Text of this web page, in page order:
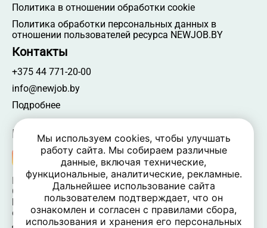
Политика в отношении обработки cookie
Политика обработки персональных данных в
отношении пользователей ресурса NEWJOB.BY
Контакты
+375 44 771-20-00
info@newjob.by
Подробнее
Мы в соцсетях
NEWJOB.BY 🐝 2024 - 2026 | Все права защищены
ООО «Атамантия» | УНП 693331617
Беларусь, Минская обл., Минский р-н, Новодворский
c/c,
дом 40/2, оф. 52, р-н д. Большое Стиклево, 223060
Мы используем cookies, чтобы улучшать
работу сайта. Мы собираем различные
данные, включая технические,
функциональные, аналитические, рекламные.
Дальнейшее использование сайта
пользователем подтверждает, что он
ознакомлен и согласен с правилами сбора,
использования и хранения его персональных